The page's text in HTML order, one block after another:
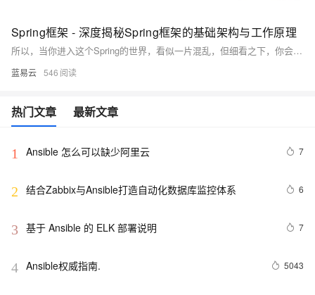
Spring框架 - 深度揭秘Spring框架的基础架构与工作原理
所以，当你进入这个Spring的世界，看似一片混乱，但细看之下，你会发现这里有个牢固的结构支撑，一切皆有可能。不论你要建设的是一座宏大的城堡，还是个小巧的花园，只要你的工具箱里有Spring，你就能轻松搞定。
蓝易云 546
热门文章 最新文章
1 Ansible 怎么可以缺少阿里云 7
2 结合Zabbix与Ansible打造自动化数据库监控体系 6
3 基于 Ansible 的 ELK 部署说明 7
4 Ansible权威指南. 5043